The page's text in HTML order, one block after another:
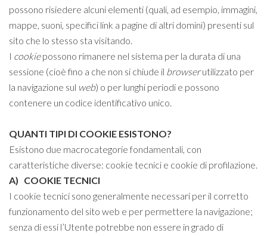
possono risiedere alcuni elementi (quali, ad esempio, immagini,
mappe, suoni, specifici link a pagine di altri domini) presenti sul
sito che lo stesso sta visitando.
I cookiepossono rimanere nel sistema per la durata di una
sessione (cioè fino a che non si chiude il browserutilizzato per
la navigazione sul web) o per lunghi periodi e possono
contenere un codice identificativo unico.
QUANTI TIPI DI COOKIE ESISTONO?
Esistono due macrocategorie fondamentali, con
caratteristiche diverse: cookie tecnici e cookie di profilazione.
A) COOKIE TECNICI
I cookie tecnici sono generalmente necessari per il corretto
funzionamento del sito web e per permettere la navigazione;
senza di essi l’Utente potrebbe non essere in grado di